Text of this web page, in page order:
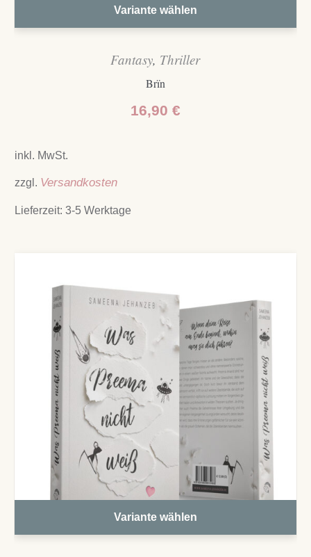
Variante wählen
Fantasy, Thriller
Brïn
16,90 €
inkl. MwSt.
zzgl. Versandkosten
Lieferzeit:3-5 Werktage
Variante wählen